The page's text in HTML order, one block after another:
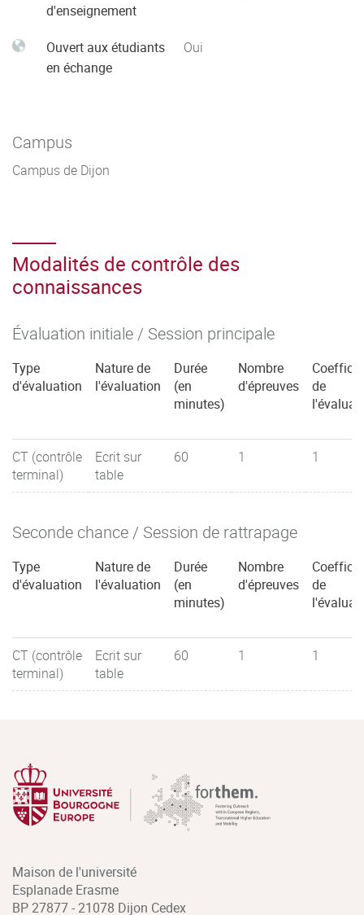
d'enseignement
Ouvert aux étudiants
en échange
Oui
Campus
Campus de Dijon
Modalités de contrôle des
connaissances
Évaluation initiale / Session principale
Type
d'évaluation
Nature de
l'évaluation
Durée
(en
minutes)
Nombre
d'épreuves
de
CT (contrôle
terminal)
Ecrit sur
table
60 1 1
Seconde chance / Session de rattrapage
Type
d'évaluation
Nature de
l'évaluation
Durée
(en
minutes)
Nombre
d'épreuves
de
CT (contrôle
terminal)
Ecrit sur
table
60 1 1
Maison de l'université
Esplanade Erasme
BP 27877 - 21078 Dijon Cedex